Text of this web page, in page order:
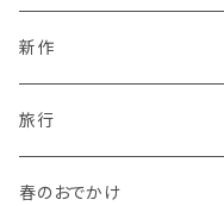
新作
旅行
春のおでかけ